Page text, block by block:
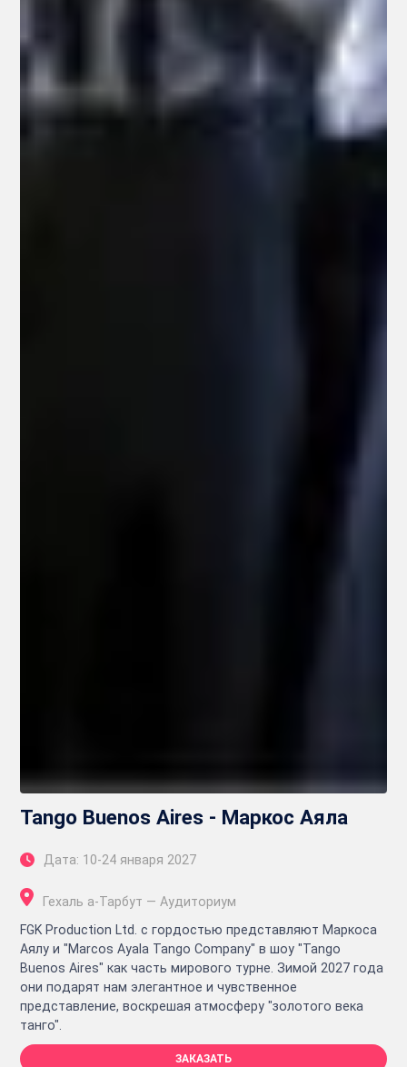
Tango Buenos Aires - Маркос Аяла
Дата: 10-24 января 2027
Гехаль а-Тарбут — Аудиториум
FGK Production Ltd. с гордостью представляют Маркоса
Аялу и "Marcos Ayala Tango Company" в шоу "Tango
Buenos Aires" как часть мирового турне. Зимой 2027 года
они подарят нам элегантное и чувственное
представление, воскрешая атмосферу "золотого века
танго".
ЗАКАЗАТЬ